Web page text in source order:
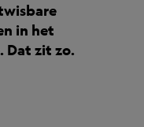
in het
Dat zit zo.